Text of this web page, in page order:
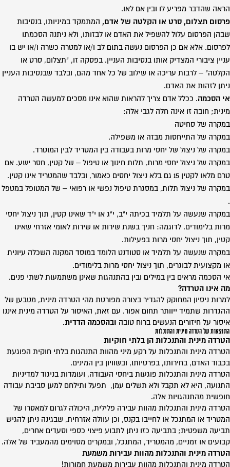
הראה שהדבר מפריע לו ובין אם לאו.
פרסום תצלום, סרט או הקלטה של אדם, המתמקד במיניותו, בנסיבות
שבהן הפרסום עלול להשפיל את האדם או לבזותו, ולא ניתנה הסכמתו
לפרסום. אלא אם כן הפרסום נעשה בתום לב ו/או למטרה כשרה ו/או יש בו
עניין ציבורי המצדיק אותו בנסיבות העניין. בפסקה זו, "תצלום, סרט או
הקלטה" – לרבות עריכה או שילוב של כל אחד מהם, ובלבד שבנסיבות העניין
ניתן לזהות את האדם.
אי הסכמה. ככלל אדם צריך להראות שהוא אינו מסכים למעשה הטרדה
מינית; חובה זו אינה חלה לגבי אלה:
במקרה של סחיטה
במקרה של התייחסות מבזה או משפילה.
במקרה של ניצול של יחסי מרות בעבודה בין המטריד לבין המוטרד.
במקרה של ניצול יחסי מרות, תלות חינוך או טיפול – של קטין, חסר ישע. אם
טרם מלאו לקטין 15 גם בלא ניצול יחסים כאמור, ובלבד שהמטריד אינו קטין.
במקרה של ניצול תלות, במסגרת טיפול נפשי או רפואי – של המטופל במטפל
.
במקרה שנעשה על תלמיד בכיתה י"ב, י"ג או י"ד שאינו קטין, תוך ניצול יחסי
מרות בלימודים. לדוגמה: חניך בשנת שירות או שירות לאומי אזרחי שאינו
קטין, תוך ניצול יחסי מרות בפעילות.
במקרה שנעשה על תלמיד או סטודנט הלומד במוסד המקנה השכלה עיונית
או מקצועית לבוגרים, תוך ניצול יחסי מרות בלימודים.
אי הסכמה מראים בין במילים ובין בהתנהגות שאינן משתמעות לשתי פנים.
מה אינו הטרדה?
למרות ניסיון המחוקק להגדיר בצורה מפורטת מהי הטרדה מינית, מטבען של
ההגדרות שתמיד ייוותר תחום אפור. עם זאת, האיסור על הטרדה מינית איננו
איסור על חיזורים הנעשים ברוח טובה ובהסכמה הדדית.
התוצאות של הטרדה מינית והתנכלות
הטרדה מינית והתנכלות הן בלתי חוקיות
הטרדה מינית והתנכלות על רקע מיני מהוות התנהגות בלתי חוקית הפוגעת
בכבוד האדם, בחירותו, בפרטיותו, ובשוויון בין המינים.
הטרדה מינית והתנכלות פוגעות ביחסי העבודה, ועומדות בניגוד למדיניות
התנועה, היא לא תקבל ולא תשלים עמן, תפעל ותילחם למען סביבת עבודה
חופשית מהתנהגויות אלה.
הטרדה מינית והתנכלות מהוות עבירה פלילית, היכולה לגרום למאסרו של
המטריד או המתנכל או לחייבו בקנס, וכן עוולה אזרחית, שבגינה ניתן להגיש
תביעה משפטית; בתביעה כזו ניתן לתבוע פיצוי כספי וסעדים אחרים,
קבועים או זמניים, מהמטריד, המתנכל, ובמקרים מסוימים מהמעביד של אלה.
הטרדה מינית והתנכלות מהוות עבירות משמעת
הטרדה מינית והתנכלות מהוות עבירות משמעת חמורות!